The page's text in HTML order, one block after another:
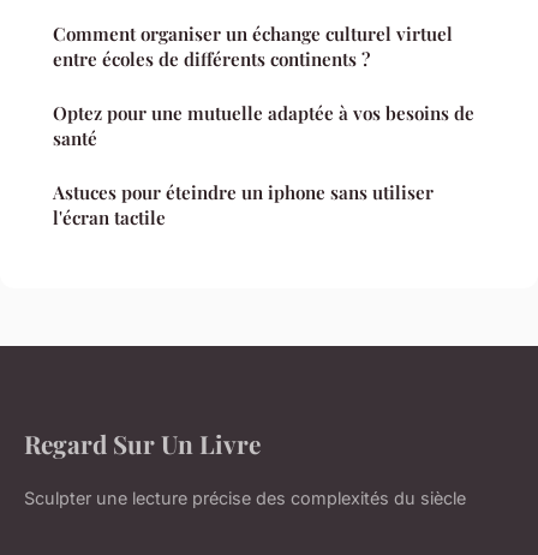
Comment organiser un échange culturel virtuel
entre écoles de différents continents ?
Optez pour une mutuelle adaptée à vos besoins de
santé
Astuces pour éteindre un iphone sans utiliser
l'écran tactile
Regard Sur Un Livre
Sculpter une lecture précise des complexités du siècle